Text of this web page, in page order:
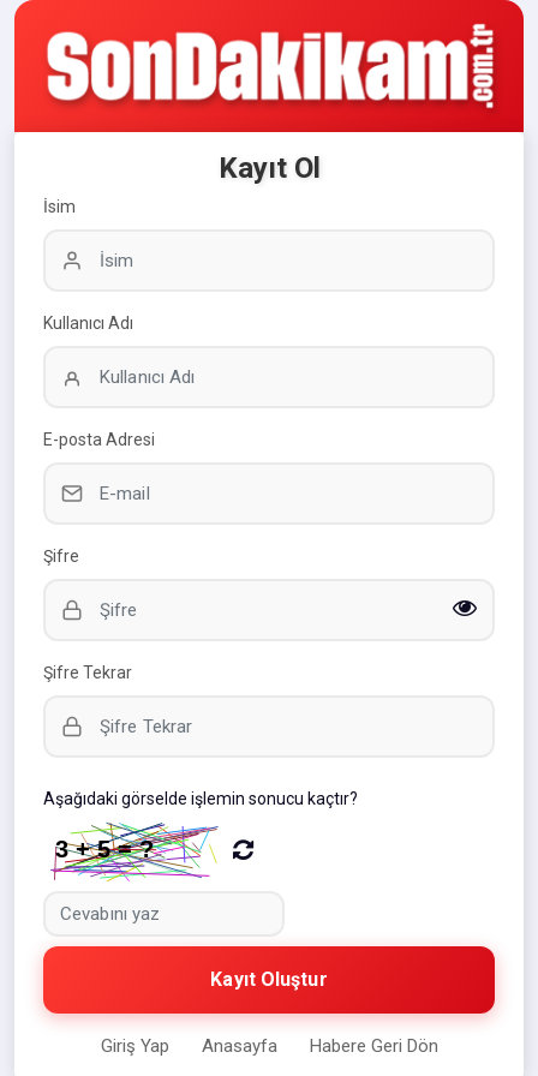
Kayıt Ol
İsim
Kullanıcı Adı
E-posta Adresi
Şifre
Şifre Tekrar
Aşağıdaki görselde işlemin sonucu kaçtır?
Kayıt Oluştur
Giriş Yap Anasayfa Habere Geri Dön